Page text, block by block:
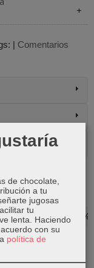
| Comentarios
-20 % -20 %
de chocolate,
a tu
jugosas
tu
lenta. Haciendo
con su
política de